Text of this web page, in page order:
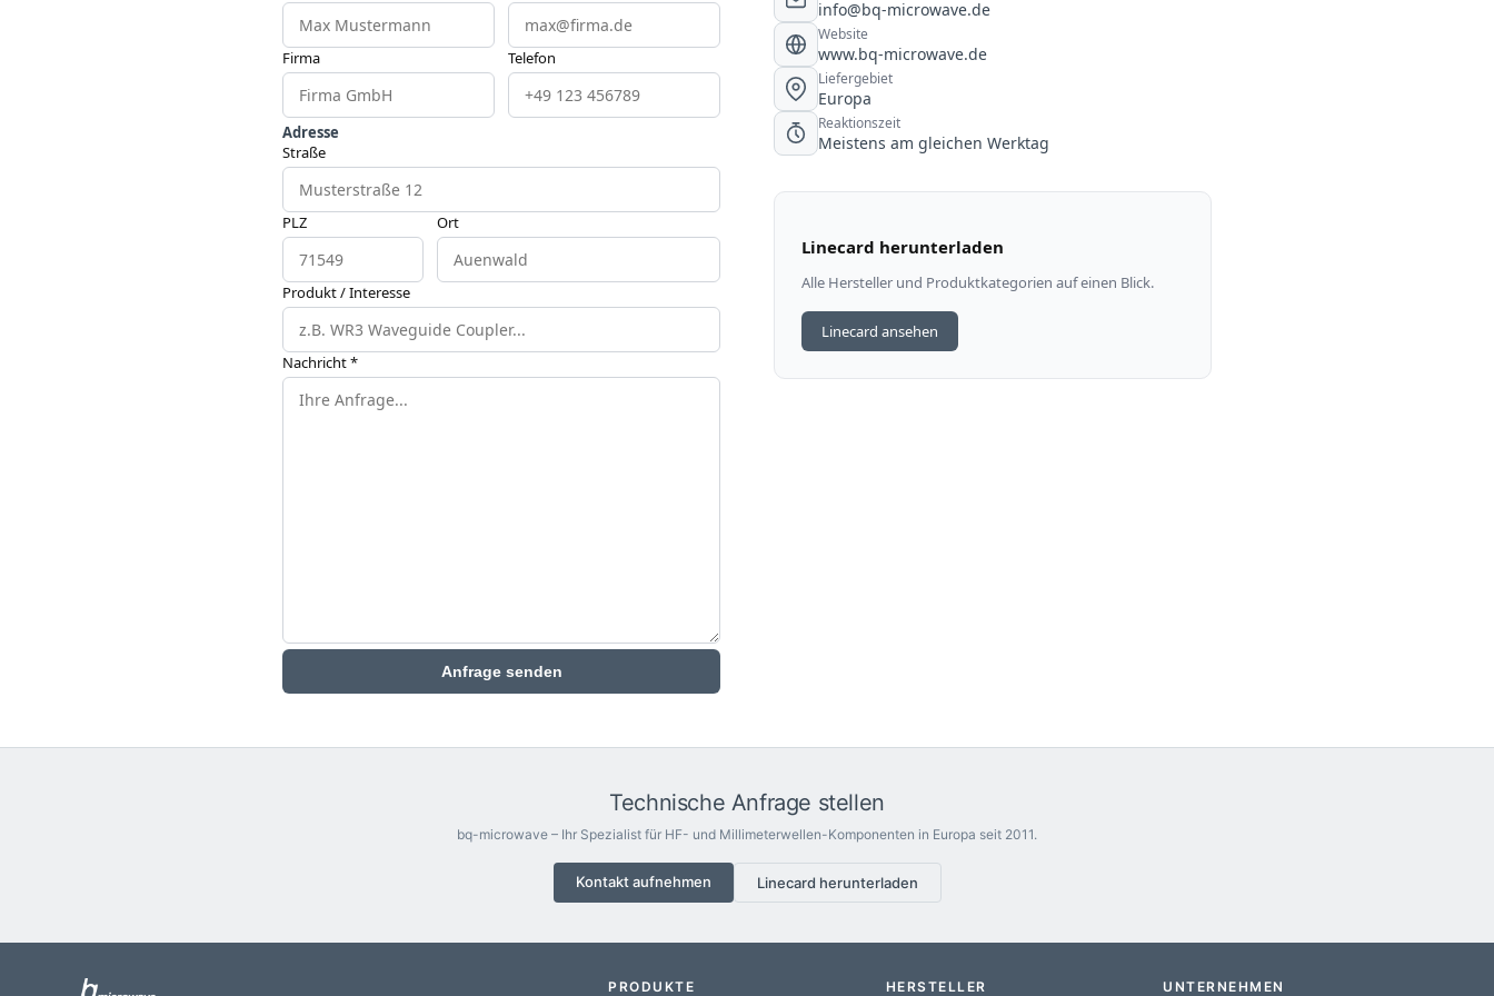
Firma Telefon
Adresse
Straße
PLZ Ort
Produkt / Interesse
Nachricht *
Anfrage senden
info@bq-microwave.de
Website
www.bq-microwave.de
Liefergebiet
Europa
Reaktionszeit
Meistens am gleichen Werktag
Linecard herunterladen
Alle Hersteller und Produktkategorien auf einen Blick.
Linecard ansehen
Technische Anfrage stellen
bq-microwave – Ihr Spezialist für HF- und Millimeterwellen-Komponenten in Europa seit 2011.
Kontakt aufnehmen Linecard herunterladen
PRODUKTE HERSTELLER UNTERNEHMEN